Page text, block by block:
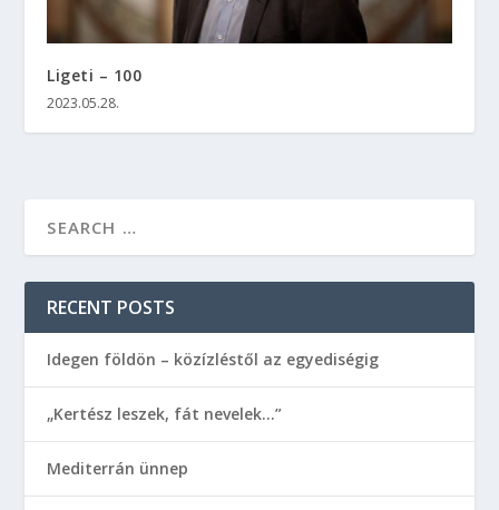
Ligeti – 100
2023.05.28.
RECENT POSTS
Idegen földön – közízléstől az egyediségig
„Kertész leszek, fát nevelek…”
Mediterrán ünnep